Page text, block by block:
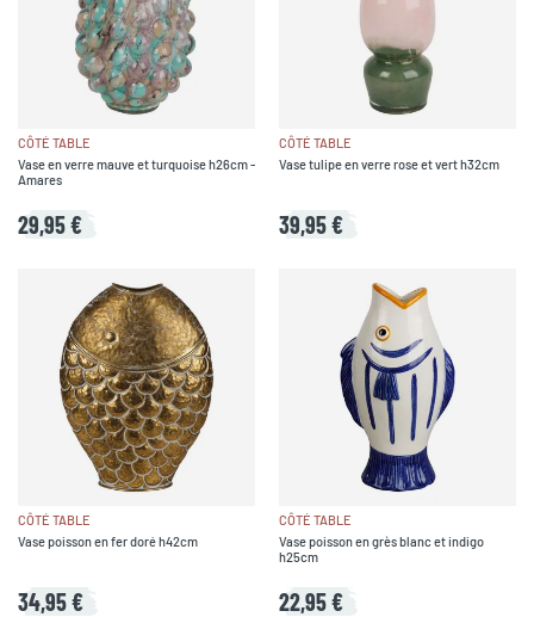
CÔTÉ TABLE
Vase en verre mauve et turquoise h26cm -
Amares
29,95 €
CÔTÉ TABLE
Vase tulipe en verre rose et vert h32cm
39,95 €
CÔTÉ TABLE
Vase poisson en fer doré h42cm
34,95 €
CÔTÉ TABLE
Vase poisson en grès blanc et indigo
h25cm
22,95 €